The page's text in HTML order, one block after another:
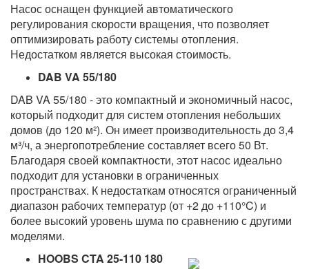
Насос оснащен функцией автоматического
регулирования скорости вращения, что позволяет
оптимизировать работу системы отопления.
Недостатком является высокая стоимость.
DAB VA 55/180
DAB VA 55/180 - это компактный и экономичный насос,
который подходит для систем отопления небольших
домов (до 120 м²). Он имеет производительность до 3,4
м³/ч, а энергопотребление составляет всего 50 Вт.
Благодаря своей компактности, этот насос идеально
подходит для установки в ограниченных
пространствах. К недостаткам относятся ограниченный
диапазон рабочих температур (от +2 до +110°C) и
более высокий уровень шума по сравнению с другими
моделями.
HOOBS CTA 25-110 180